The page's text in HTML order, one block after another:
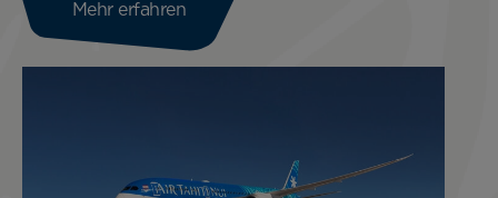
Mehr erfahren